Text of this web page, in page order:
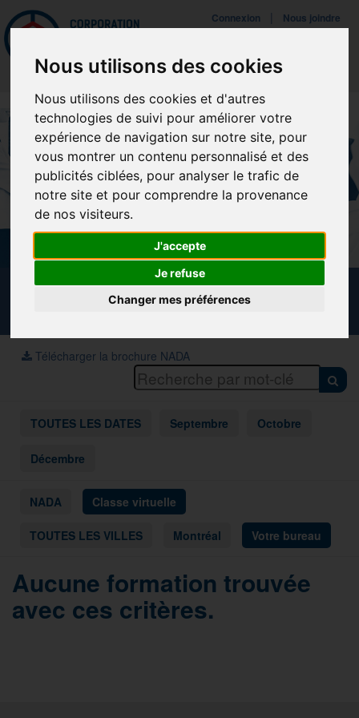
Nous utilisons des cookies
Nous utilisons des cookies et d'autres
technologies de suivi pour améliorer votre
expérience de navigation sur notre site, pour
vous montrer un contenu personnalisé et des
publicités ciblées, pour analyser le trafic de
notre site et pour comprendre la provenance
de nos visiteurs.
J'accepte
Je refuse
Changer mes préférences
Mettreà jour vos préférences de témoins
Connexion Nous joindre
CALENDRIER DES FORMATIONS
Télécharger la brochure NADA
TOUTES LES DATES Septembre Octobre
Décembre
NADA Classe virtuelle
TOUTES LES VILLES Montréal Votre bureau
Aucune formation trouvée
avec ces critères.